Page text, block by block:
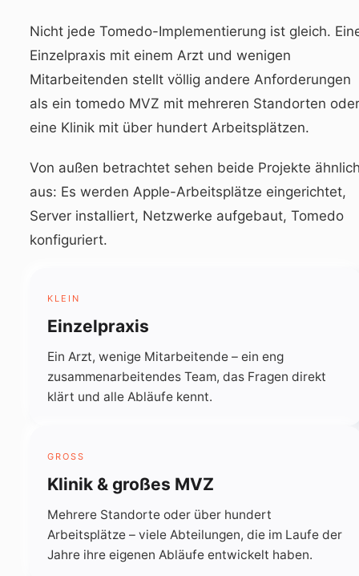
Nicht jede Tomedo-Implementierung ist gleich.
Einzelpraxis mit einem Arzt und wenigen
Mitarbeitenden stellt völlig andere Anforderungen
als ein tomedo MVZ mit mehreren Standorten oder
eine Klinik mit über hundert Arbeitsplätzen.
Von außen betrachtet sehen beide Projekte
aus: Es werden Apple-Arbeitsplätze eingerichtet,
Server installiert, Netzwerke aufgebaut, Tomedo
konfiguriert.
KLEIN
Einzelpraxis
Ein Arzt, wenige Mitarbeitende – ein eng
zusammenarbeitendes Team, das Fragen direkt
klärt und alle Abläufe kennt.
GROSS
Klinik & großes MVZ
Mehrere Standorte oder über hundert
Arbeitsplätze – viele Abteilungen, die im Laufe der
Jahre ihre eigenen Abläufe entwickelt haben.